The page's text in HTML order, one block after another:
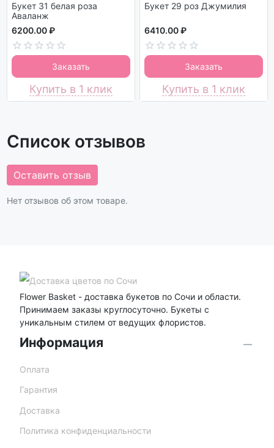
Букет 31 белая роза
Аваланж
6200.00 ₽
Заказать
Купить в 1 клик
Букет 29 роз Джумилия
6410.00 ₽
Заказать
Купить в 1 клик
Список отзывов
Оставить отзыв
Нет отзывов об этом товаре.
Flower Basket - доставка букетов по Сочи и области.
Принимаем заказы круглосуточно. Букеты с
уникальным стилем от ведущих флористов.
Информация
Оплата
Гарантия
Доставка
Политика конфиденциальности